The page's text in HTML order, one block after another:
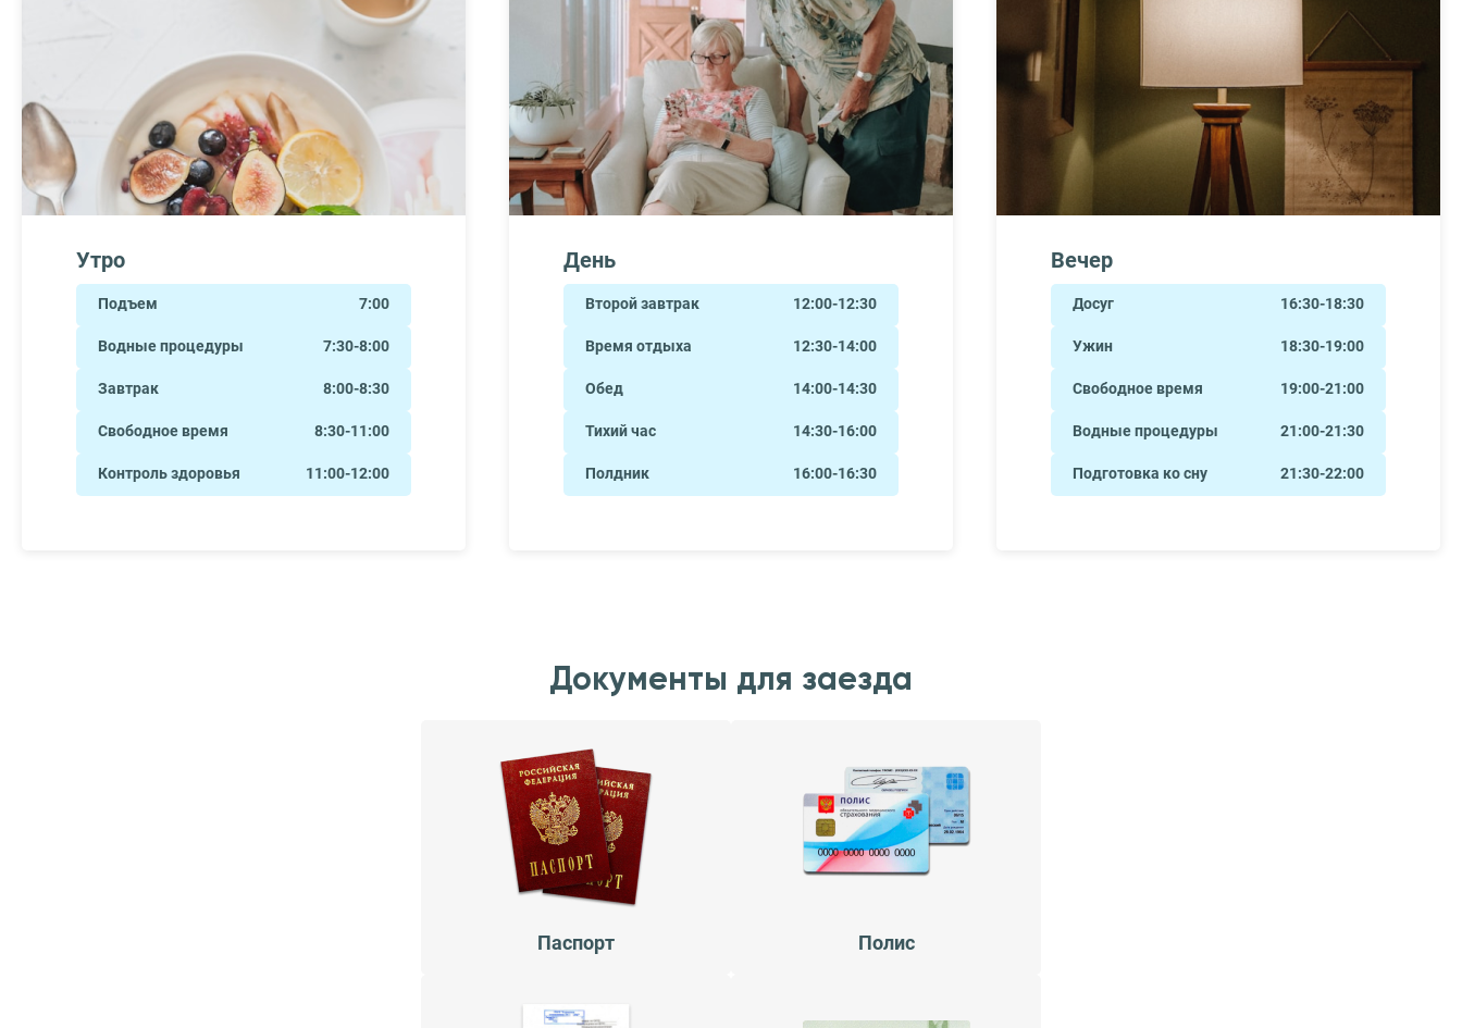
Утро
Подъем 7:00
Водные процедуры 7:30-8:00
Завтрак 8:00-8:30
Свободное время 8:30-11:00
Контроль здоровья 11:00-12:00
День
Второй завтрак 12:00-12:30
Время отдыха 12:30-14:00
Обед 14:00-14:30
Тихий час 14:30-16:00
Полдник 16:00-16:30
Вечер
Досуг 16:30-18:30
Ужин 18:30-19:00
Свободное время 19:00-21:00
Водные процедуры 21:00-21:30
Подготовка ко сну 21:30-22:00
Документы для заезда
Паспорт Полис